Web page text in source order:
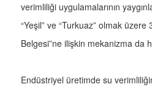
verimliliği uygulamalarının
“Yeşil” ve “Turkuaz” olmak
Belgesi”ne ilişkin mekanizma da
Endüstriyel üretimde su